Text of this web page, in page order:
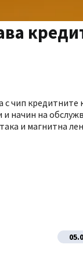
чип кредитните
начин на
и магнитна